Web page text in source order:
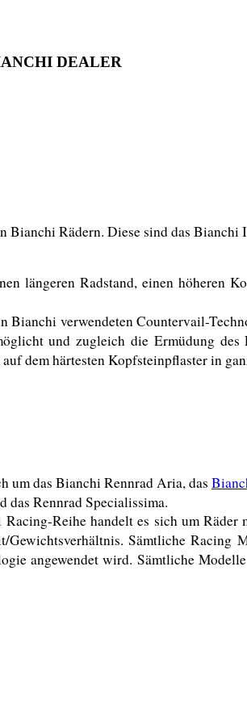
DEALER
Bianchi Rädern. Diese sind das Bianchi
längeren Radstand, einen höheren
verwendeten Countervail-
und zugleich die Ermüdung des
dem härtesten Kopfsteinpflaster in
um das Bianchi Rennrad Aria, das
das Rennrad Specialissima.
Reihe handelt es sich um Räder
Sämtliche Racing
angewendet wird. Sämtliche